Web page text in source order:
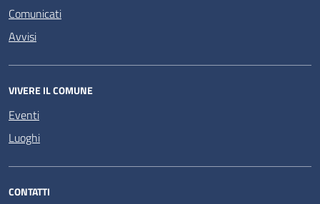
Comunicati
Avvisi
VIVERE IL COMUNE
Eventi
Luoghi
CONTATTI